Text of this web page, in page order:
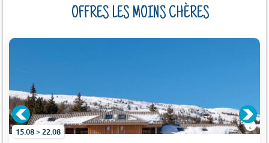
OFFRES LES MOINS CHÈRES
15.08 > 22.08